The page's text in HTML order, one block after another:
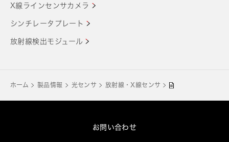
X線ラインセンサカメラ
シンチレータプレート
放射線検出モジュール
ホーム 製品情報 光センサ 放射線・X線センサ
お問い合わせ